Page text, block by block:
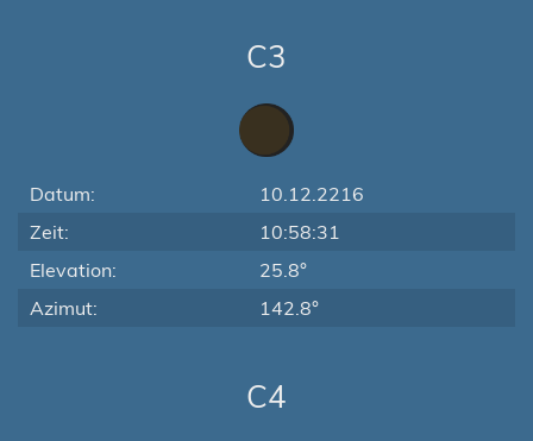
C3
Datum:
10.12.2216
Zeit:
10:58:31
Elevation:
25.8°
Azimut:
142.8°
C4